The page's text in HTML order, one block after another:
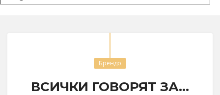
Брендо
ВСИЧКИ ГОВОРЯТ ЗА...